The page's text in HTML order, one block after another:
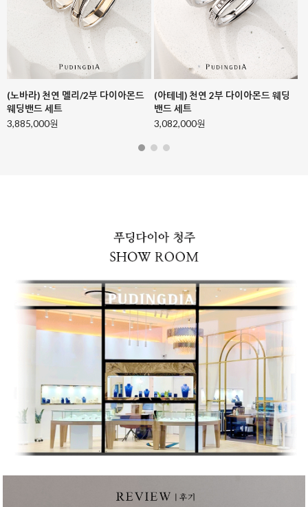
(안드리아_루아르) 천연 3부 다이아
몬드 웨딩밴드 세트
4,164,000원
(아테네) 천연 1부 다이아몬드 웨딩
밴드 세트
3,779,000원